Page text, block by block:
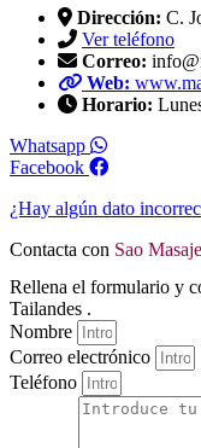
Dirección: C.
Ver teléfono
Correo:
Web:
Horario:
Whatsapp
Facebook
¿Hay algún dato
Contacta con Sao
Rellena el formulario y
Tailandes .
Nombre
Correo electrónico
Teléfono